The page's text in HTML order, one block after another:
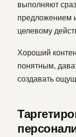
выполняют
предложением
целевому
Хороший
понятным,
создавать